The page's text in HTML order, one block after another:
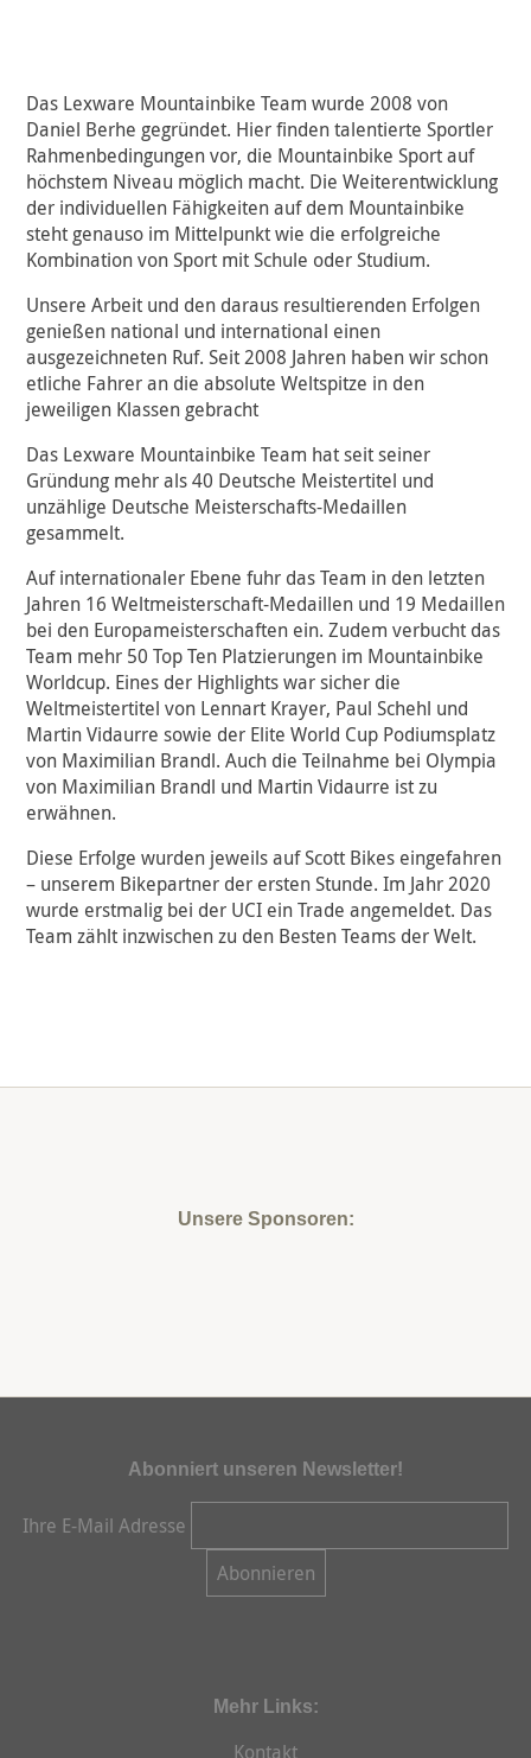
Das Lexware Mountainbike Team wurde 2008 von
Daniel Berhe gegründet. Hier finden talentierte Sportler
Rahmenbedingungen vor, die Mountainbike Sport auf
höchstem Niveau möglich macht. Die Weiterentwicklung
der individuellen Fähigkeiten auf dem Mountainbike
steht genauso im Mittelpunkt wie die erfolgreiche
Kombination von Sport mit Schule oder Studium.
Unsere Arbeit und den daraus resultierenden Erfolgen
genießen national und international einen
ausgezeichneten Ruf. Seit 2008 Jahren haben wir schon
etliche Fahrer an die absolute Weltspitze in den
jeweiligen Klassen gebracht
Das Lexware Mountainbike Team hat seit seiner
Gründung mehr als 40 Deutsche Meistertitel und
unzählige Deutsche Meisterschafts-Medaillen
gesammelt.
Auf internationaler Ebene fuhr das Team in den letzten
Jahren 16 Weltmeisterschaft-Medaillen und 19 Medaillen
bei den Europameisterschaften ein. Zudem verbucht das
Team mehr 50 Top Ten Platzierungen im Mountainbike
Worldcup. Eines der Highlights war sicher die
Weltmeistertitel von Lennart Krayer, Paul Schehl und
Martin Vidaurre sowie der Elite World Cup Podiumsplatz
von Maximilian Brandl. Auch die Teilnahme bei Olympia
von Maximilian Brandl und Martin Vidaurre ist zu
erwähnen.
Diese Erfolge wurden jeweils auf Scott Bikes eingefahren
– unserem Bikepartner der ersten Stunde. Im Jahr 2020
wurde erstmalig bei der UCI ein Trade angemeldet. Das
Team zählt inzwischen zu den Besten Teams der Welt.
Unsere Sponsoren:
Abonniert unseren Newsletter!
Ihre E-Mail Adresse
Mehr Links:
Kontakt